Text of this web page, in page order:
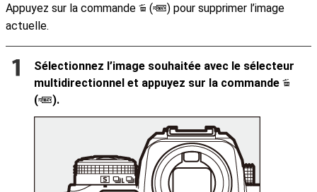
Appuyez sur la commande O (Q) pour supprimer l’image
actuelle.
Sélectionnez l’image souhaitée avec le sélecteur
multidirectionnel et appuyez sur la commande O
(Q).